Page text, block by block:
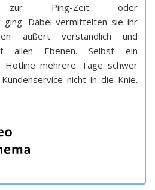
zur Ping-Zeit oder
ging. Dabei vermittelten sie ihr
äußert verständlich und
allen Ebenen. Selbst ein
Hotline mehrere Tage schwer
nicht in die Knie.